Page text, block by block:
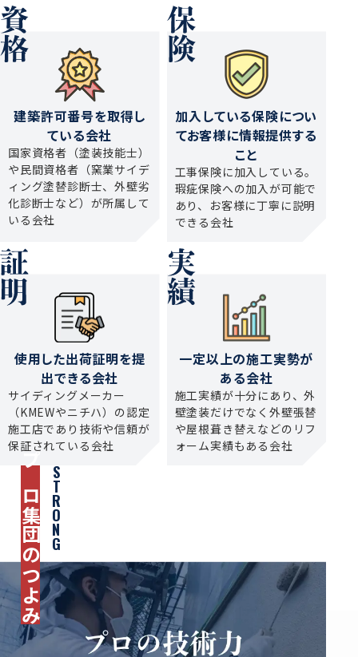
建築許可番号を取得し
ている会社
国家資格者（塗装技能士）
や民間資格者（窯業サイデ
ィング塗替診断士、外壁劣
化診断士など）が所属して
いる会社
加入している保険につい
てお客様に情報提供する
こと
工事保険に加入している。
瑕疵保険への加入が可能で
あり、お客様に丁寧に説明
できる会社
使用した出荷証明を提
出できる会社
サイディングメーカー
（KMEWやニチハ）の認定
施工店であり技術や信頼が
保証されている会社
一定以上の施工実勢が
ある会社
施工実績が十分にあり、外
壁塗装だけでなく外壁張替
や屋根葺き替えなどのリフ
ォーム実績もある会社
STRONG
プロ集団のつよみ